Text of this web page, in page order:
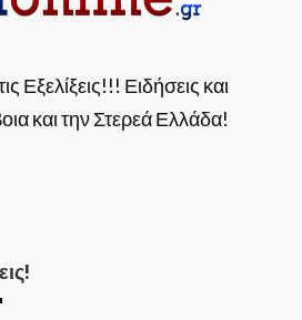
Εξελίξεις!!! Ειδήσεις και
και την Στερεά Ελλάδα!